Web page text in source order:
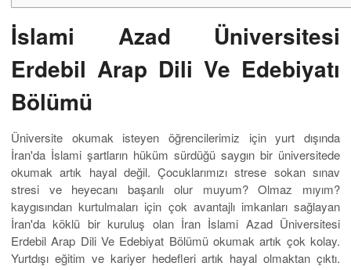
İslami Azad Üniversitesi
Erdebil Arap Dili Ve Edebiyatı
Bölümü
Üniversite okumak isteyen öğrencilerimiz için yurt dışında
İran'da İslami şartların hüküm sürdüğü saygın bir üniversitede
okumak artık hayal değil. Çocuklarımızı strese sokan sınav
stresi ve heyecanı başarılı olur muyum? Olmaz mıyım?
kaygısından kurtulmaları için çok avantajlı imkanları sağlayan
İran'da köklü bir kuruluş olan İran İslami Azad Üniversitesi
Erdebil Arap Dili Ve Edebiyat Bölümü okumak artık çok kolay.
Yurtdışı eğitim ve kariyer hedefleri artık hayal olmaktan çıktı.